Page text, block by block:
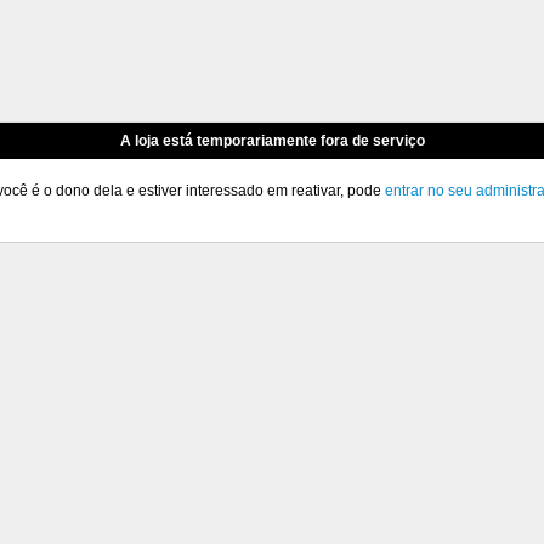
A loja está temporariamente fora de serviço
é o dono dela e estiver interessado em reativar, pode entrar no seu